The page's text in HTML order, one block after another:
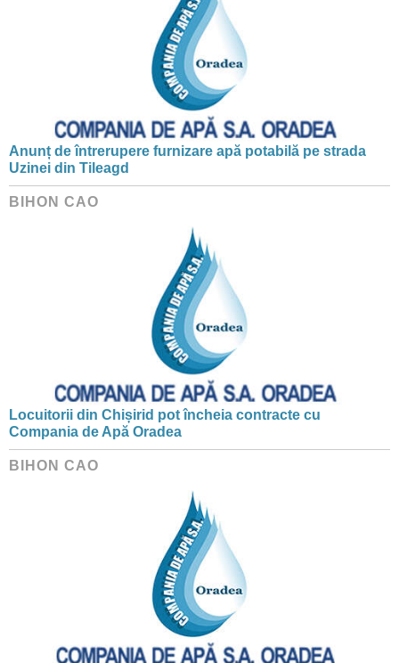
Anunț de întrerupere furnizare apă potabilă pe strada
Uzinei din Tileagd
BIHON CAO
Locuitorii din Chișirid pot încheia contracte cu
Compania de Apă Oradea
BIHON CAO